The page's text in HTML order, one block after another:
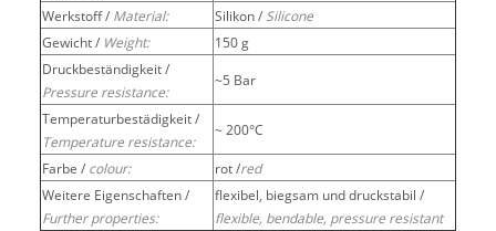
Werkstoff / Material: Silikon / Silicone
Gewicht / Weight:
150 g
Druckbeständigkeit /
Pressure resistance:
~5 Bar
Temperaturbestädigkeit /
Temperature resistance:
~ 200°C
Farbe / colour: rot /red
Weitere Eigenschaften /
Further properties:
flexibel, biegsam und druckstabil /
flexible, bendable, pressure resistant